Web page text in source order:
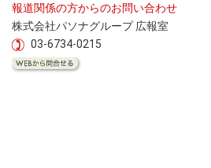
報道関係の方からのお問い合わせ
株式会社パソナグループ 広報室
03-6734-0215